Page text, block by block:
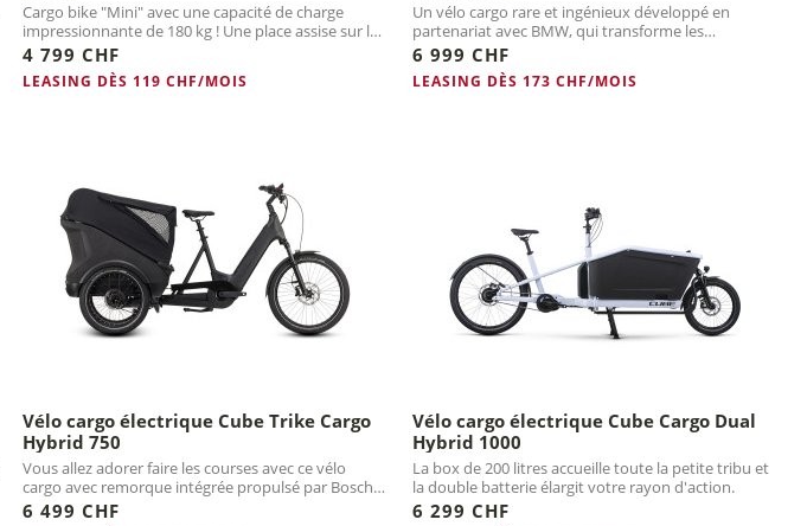
Cargo bike "Mini" avec une capacité de charge
impressionnante de 180 kg ! Une place assise sur le
porte-bagages (80...
4 799 CHF
LEASING DÈS 119 CHF/MOIS
Un vélo cargo rare et ingénieux développé en
partenariat avec BMW, qui transforme les
déplacements en famille.
6 999 CHF
LEASING DÈS 173 CHF/MOIS
Vélo cargo électrique Cube Trike Cargo
Hybrid 750
Vous allez adorer faire les courses avec ce vélo
cargo avec remorque intégrée propulsé par Bosch
(Cargo Line).
6 499 CHF
Vélo cargo électrique Cube Cargo Dual
Hybrid 1000
La box de 200 litres accueille toute la petite tribu et
la double batterie élargit votre rayon d'action.
6 299 CHF